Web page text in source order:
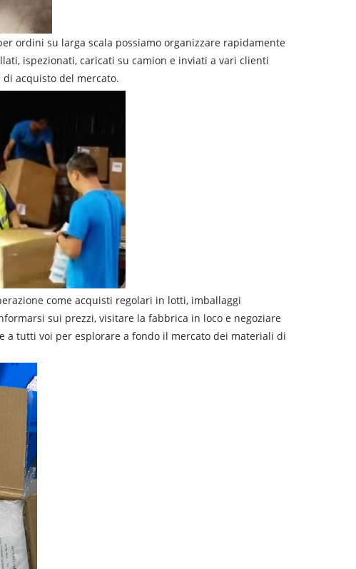
ordini su larga scala possiamo organizzare rapidamente
ispezionati, caricati su camion e inviati a vari clienti
acquisto del mercato.
come acquisti regolari in lotti, imballaggi
sui prezzi, visitare la fabbrica in loco e negoziare
a tutti voi per esplorare a fondo il mercato dei materiali di